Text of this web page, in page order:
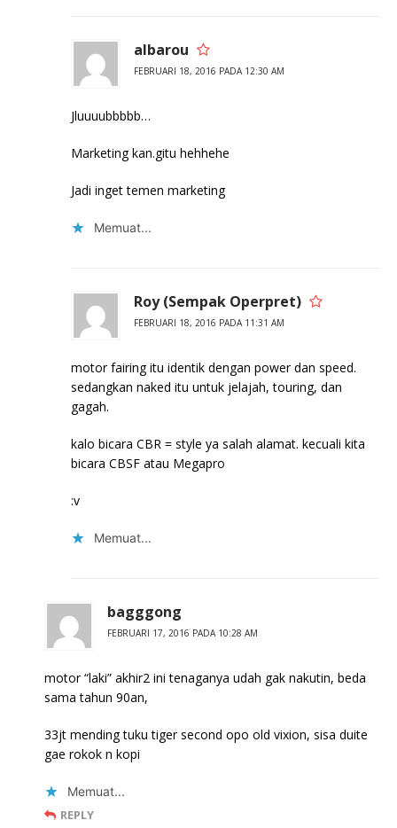
albarou
FEBRUARI 18, 2016 PADA 12:30 AM
Jluuuubbbbb…
Marketing kan.gitu hehhehe
Jadi inget temen marketing
Memuat...
Roy (Sempak Operpret)
FEBRUARI 18, 2016 PADA 11:31 AM
motor fairing itu identik dengan power dan speed.
sedangkan naked itu untuk jelajah, touring, dan
gagah.
kalo bicara CBR = style ya salah alamat. kecuali kita
bicara CBSF atau Megapro
:v
Memuat...
bagggong
FEBRUARI 17, 2016 PADA 10:28 AM
motor “laki” akhir2 ini tenaganya udah gak nakutin, beda
sama tahun 90an,
33jt mending tuku tiger second opo old vixion, sisa duite
gae rokok n kopi
Memuat...
REPLY